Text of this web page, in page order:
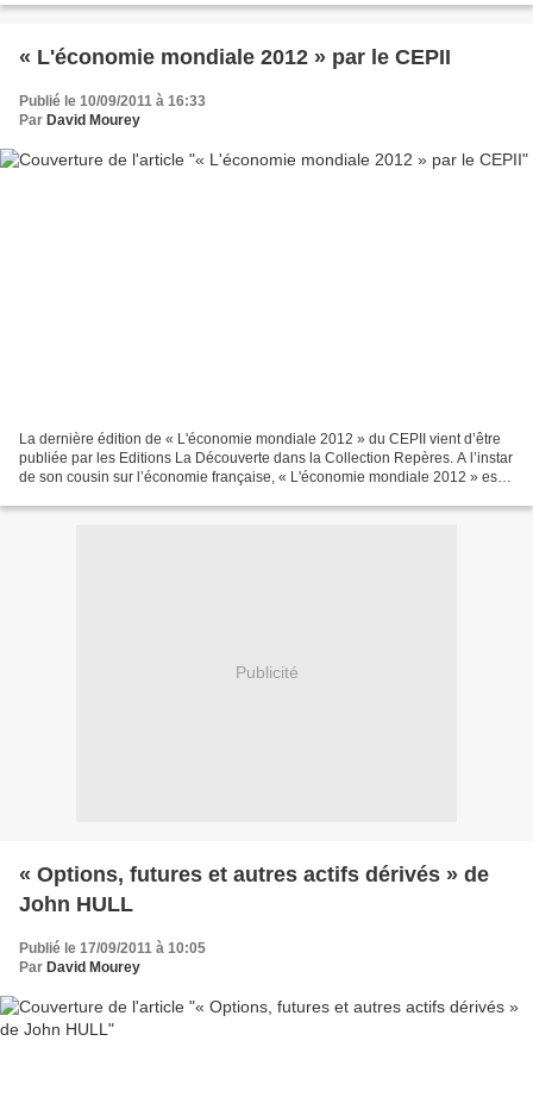
« L'économie mondiale 2012 » par le CEPII
Publié le 10/09/2011 à 16:33
Par David Mourey
La dernière édition de « L'économie mondiale 2012 » du CEPII vient d’être
publiée par les Editions La Découverte dans la Collection Repères. A l’instar
de son cousin sur l’économie française, « L'économie mondiale 2012 » est
Publicité
« Options, futures et autres actifs dérivés » de
John HULL
Publié le 17/09/2011 à 10:05
Par David Mourey